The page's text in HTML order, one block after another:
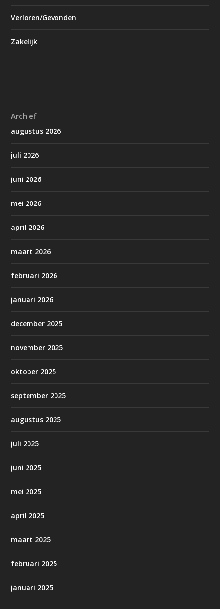
Verloren/Gevonden
Zakelijk
Archief
augustus 2026
juli 2026
juni 2026
mei 2026
april 2026
maart 2026
februari 2026
januari 2026
december 2025
november 2025
oktober 2025
september 2025
augustus 2025
juli 2025
juni 2025
mei 2025
april 2025
maart 2025
februari 2025
januari 2025